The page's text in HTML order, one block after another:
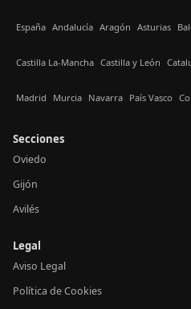
España Andalucía Aragón Asturias
Castilla La-Mancha Castilla y León
Madrid Murcia Navarra País Vasco
Secciones
Oviedo
Gijón
Avilés
Legal
Aviso Legal
Política de Cookies